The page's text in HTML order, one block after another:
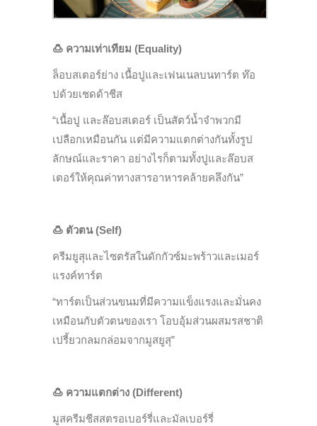
🍮 ความเท่าเทียม (Equality)
ล็อบสเตอร์ย่าง เนื้อปูและเฟนเนลบนทาร์ต ท๊อ
ปด้วยเชดด้าชีส
“เนื้อปู และล๊อบสเตอร์ เป็นสัตว์น้ำจำพวกมี
เปลือกเหมือนกัน แต่มีความแตกต่างกันทั้งรูป
ลักษณ์และราคา อย่างไรก็ตามทั้งปูและล๊อบส
เตอร์ให้คุณค่าทางสารอาหารคล้ายคลึงกัน”
🍮 ตัวตน (Self)
ครีมยูสุและไซตรัสในดักกัวซ์มะพร้าวและเมอร์
แรงค์ทาร์ต
“ทาร์ตเป็นส่วนขนมที่มีความแข็งแรงและมั่นคง
เหมือนกับตัวตนของเรา โอบอุ้มส่วนผสมรสชาติ
เปรี้ยวกลมกล่อมจากมูสยูสุ”
🍮 ความแตกต่าง (Different)
มูสครีมชีสสตรอเบอร์รี่และมัลเบอร์รี่